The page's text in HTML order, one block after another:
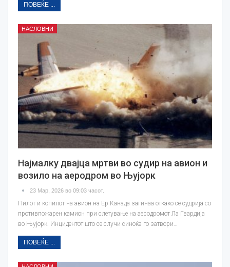
ПОВЕЌЕ ...
НАСЛОВНИ
Најмалку двајца мртви во судир на авион и
возило на аеродром во Њујорк
23 Мар, 2026 во 09:03 часот.
Пилот и копилот на ‌авион на Ер Канада загинаа откако се судрија со
противпожарен камион при слетување на аеродромот Ла Гвардија
во Њујорк. Инцидентот што се случи синоќа го затвори…
ПОВЕЌЕ ...